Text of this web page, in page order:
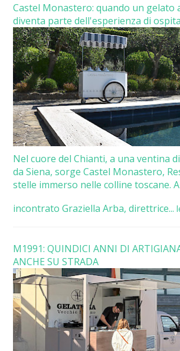
Castel Monastero: quando un gelato
diventa parte dell'esperienza di
Nel cuore del Chianti, a una ventina
da Siena, sorge Castel Monastero,
stelle immerso nelle colline toscane.
incontrato Graziella Arba, direttrice...
M1991: QUINDICI ANNI DI
ANCHE SU STRADA